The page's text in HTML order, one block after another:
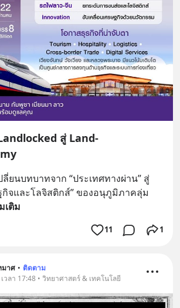
สู่ Land-
ลี่ยนบทบาทจาก “ประเทศทางผ่าน” สู่
กิจและโลจิสติกส์” ของอนุภูมิภาคลุ่ม
เติม
11 1
มาศ • ติดตาม
วลา 17:48 • วิทยาศาสตร์ & เทคโนโลยี